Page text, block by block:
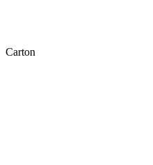
Carton